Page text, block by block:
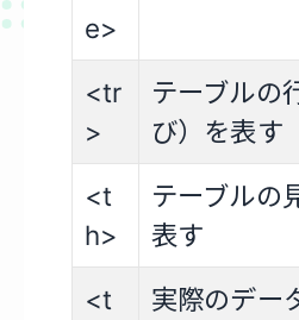
e>
<tr
>
テーブルの
び）を表す
<t
h>
テーブルの
表す
<t
実際のデー